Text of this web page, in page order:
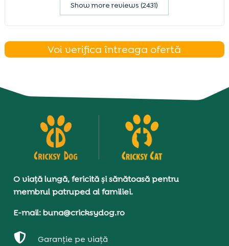
Show more reviews (2431)
Voi verifica întreaga ofertă
O viață lungă, fericită și sănătoasă pentru
membrul patruped al familiei.
E-mail: buna@cricksydog.ro
 Garanție pe viață